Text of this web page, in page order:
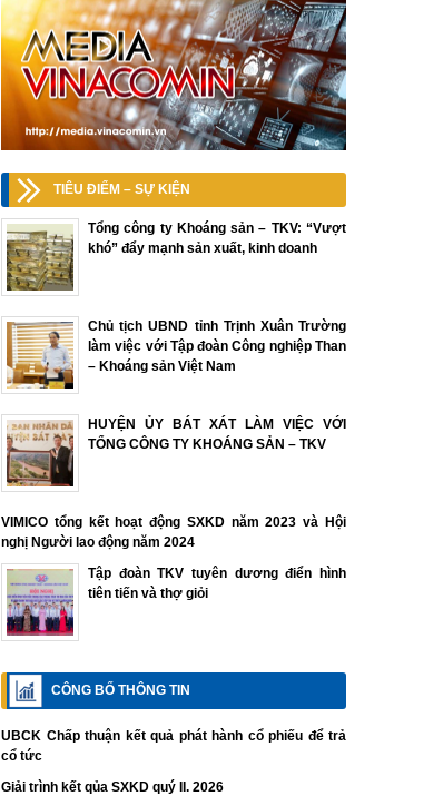
TIÊU ĐIỂM – SỰ KIỆN
Tổng công ty Khoáng sản – TKV: “Vượt
khó” đẩy mạnh sản xuất, kinh doanh
Chủ tịch UBND tỉnh Trịnh Xuân Trường
làm việc với Tập đoàn Công nghiệp Than
– Khoáng sản Việt Nam
HUYỆN ỦY BÁT XÁT LÀM VIỆC VỚI
TỔNG CÔNG TY KHOÁNG SẢN – TKV
VIMICO tổng kết hoạt động SXKD năm 2023 và Hội
nghị Người lao động năm 2024
Tập đoàn TKV tuyên dương điển hình
tiên tiến và thợ giỏi
CÔNG BỐ THÔNG TIN
UBCK Chấp thuận kết quả phát hành cổ phiếu để trả
cổ tức
Giải trình kết qủa SXKD quý II. 2026